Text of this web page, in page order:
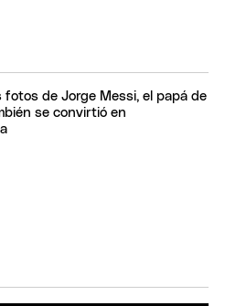
fotos de Jorge Messi, el papá de
se convirtió en